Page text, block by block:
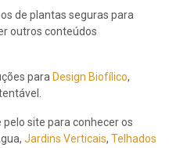
de plantas seguras para
outros conteúdos
para Design Biofílico,
pelo site para conhecer os
Jardins Verticais, Telhados